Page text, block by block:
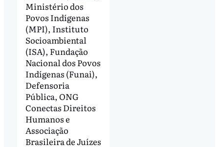
Ministério dos
Povos Indígenas
(MPI), Instituto
Socioambiental
(ISA), Fundação
Nacional dos Povos
Indígenas (Funai),
Defensoria
Pública, ONG
Conectas Direitos
Humanos e
Associação
Brasileira de Juízes